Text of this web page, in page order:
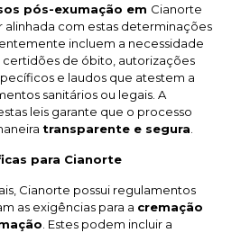
pós-exumação em Cianorte
alinhada com estas determinações
incluem a necessidade
de óbito, autorizações
e laudos que atestem a
sanitários ou legais. A
leis garante que o processo
transparente e segura
para Cianorte
Cianorte possui regulamentos
as exigências para a cremação
. Estes podem incluir a